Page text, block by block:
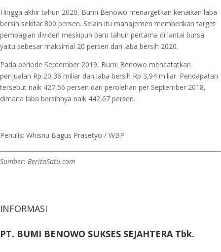
Hingga akhir tahun 2020, Bumi Benowo menargetkan kenaikan laba
bersih sekitar 800 persen. Selain itu manajemen memberikan target
pembagian dividen meskipun baru tahun pertama di lantai bursa
yaitu sebesar maksimal 20 persen dari laba bersih 2020.
Pada periode September 2019, Bumi Benowo mencatatkan
penjualan Rp 20,36 miliar dan laba bersih Rp 3,94 miliar. Pendapatan
tersebut naik 427,56 persen dari perolehan per September 2018,
dimana laba bersihnya naik 442,67 persen.
Penulis: Whisnu Bagus Prasetyo / WBP
Sumber: BeritaSatu.com
INFORMASI
PT. BUMI BENOWO SUKSES SEJAHTERA Tbk.